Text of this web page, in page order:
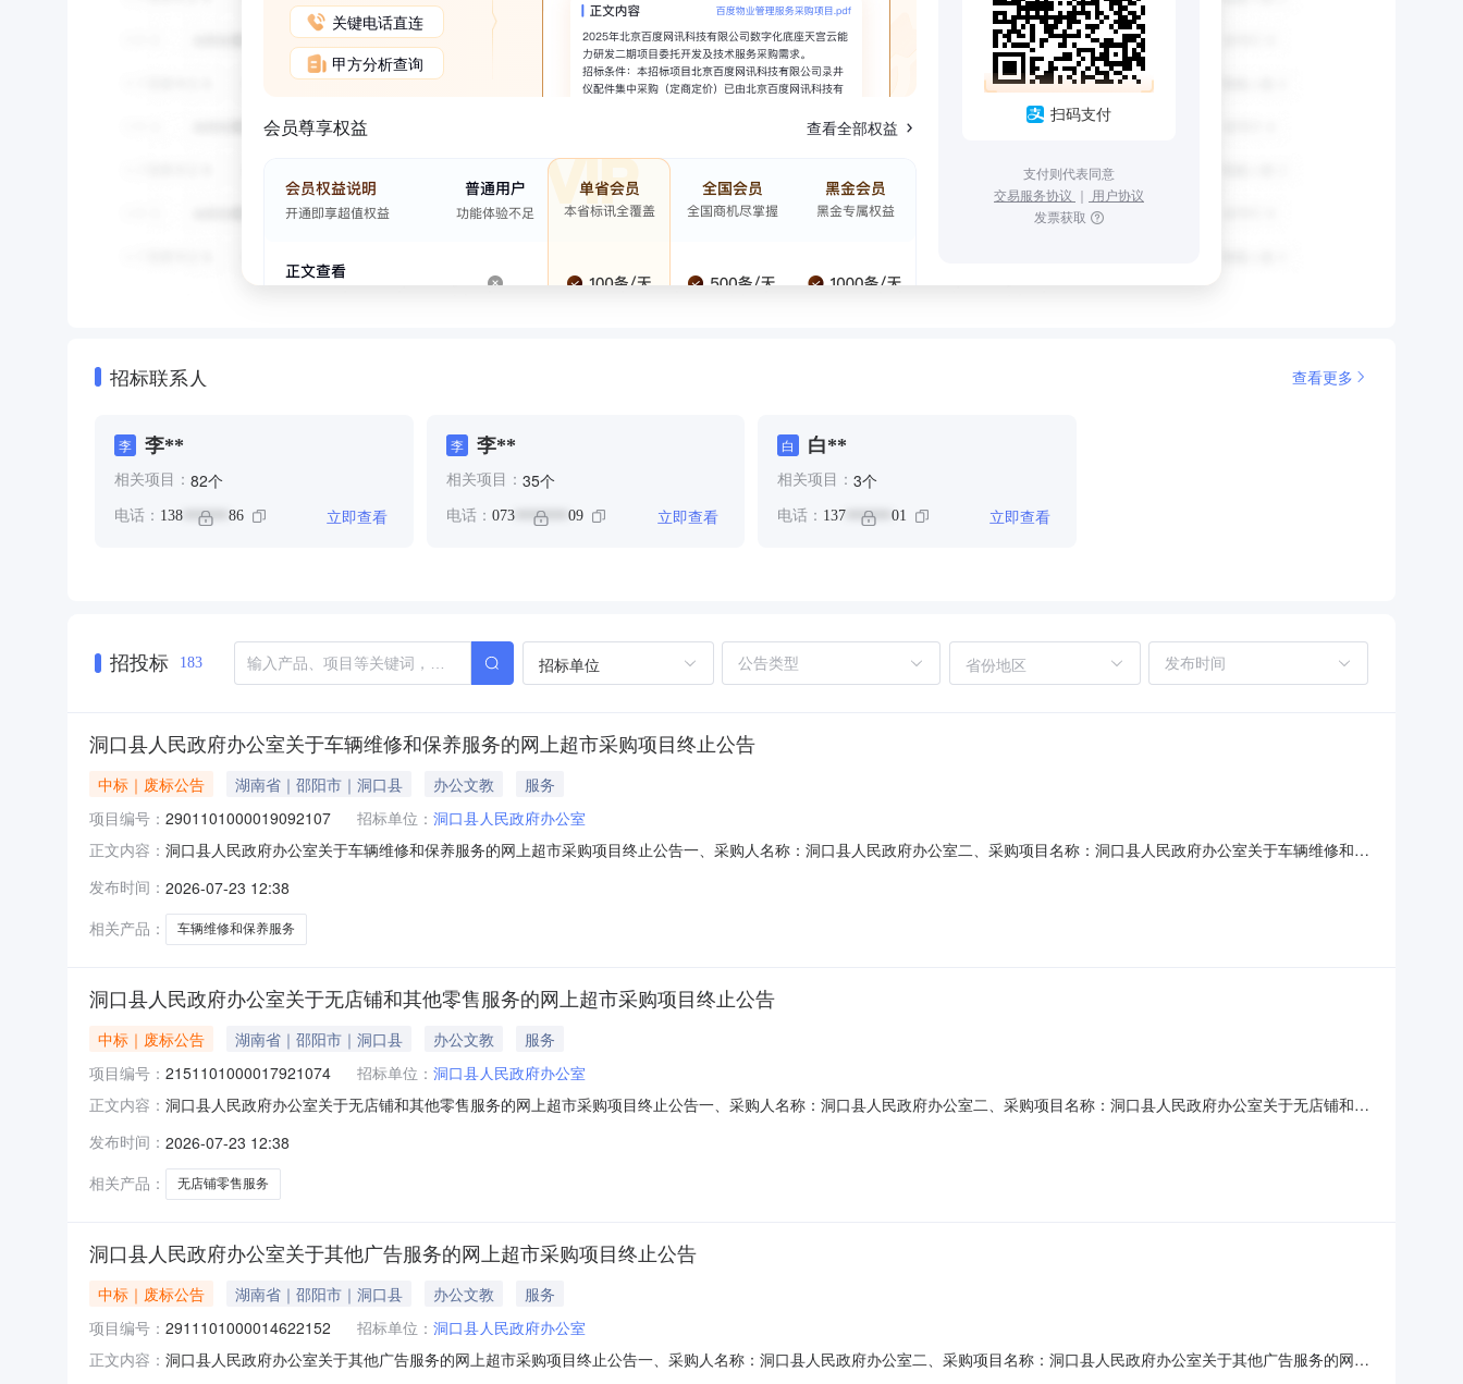
关键电话直连
甲方分析查询
会员尊享权益 查看全部权益
扫码支付
支付则代表同意
交易服务协议 ｜ 用户协议
发票获取
招标联系人 查看更多
李 李**
相关项目： 82个
电话： 138 ****** 86 立即查看
李 李**
相关项目： 35个
电话： 073******* 09 立即查看
白 白**
相关项目： 3个
电话： 137 ****** 01 立即查看
招投标 183 招标单位 省份地区
洞口县人民政府办公室关于车辆维修和保养服务的网上超市采购项目终止公告
中标｜废标公告 湖南省｜邵阳市｜洞口县 办公文教
服务
项目编号： 2901101000019092107 招标单位： 洞口县人民政府办公室
正文内容： 洞口县人民政府办公室关于车辆维修和保养服务的网上超市采购项目终止公告一、采购人名称：洞口县人民政府办公室二、采购项目名称：洞口县人民政府办公室关于车辆维修和保
补充说明:联系不不上购货商八、其他事项：https://hunan.zcygov.cn
发布时间： 2026-07-23 12:38
相关产品：
车辆维修和保养服务
洞口县人民政府办公室关于无店铺和其他零售服务的网上超市采购项目终止公告
中标｜废标公告 湖南省｜邵阳市｜洞口县 办公文教
服务
项目编号： 2151101000017921074 招标单位： 洞口县人民政府办公室
正文内容： 洞口县人民政府办公室关于无店铺和其他零售服务的网上超市采购项目终止公告一、采购人名称：洞口县人民政府办公室二、采购项目名称：洞口县人民政府办公室关于无店铺和其
原因补充说明:联系不不上购货商八、其他事项：https://hunan.zcygov.cn
发布时间： 2026-07-23 12:38
相关产品：
无店铺零售服务
洞口县人民政府办公室关于其他广告服务的网上超市采购项目终止公告
中标｜废标公告 湖南省｜邵阳市｜洞口县 办公文教
服务
项目编号： 2911101000014622152 招标单位： 洞口县人民政府办公室
正文内容： 洞口县人民政府办公室关于其他广告服务的网上超市采购项目终止公告一、采购人名称：洞口县人民政府办公室二、采购项目名称：洞口县人民政府办公室关于其他广告服务的网上